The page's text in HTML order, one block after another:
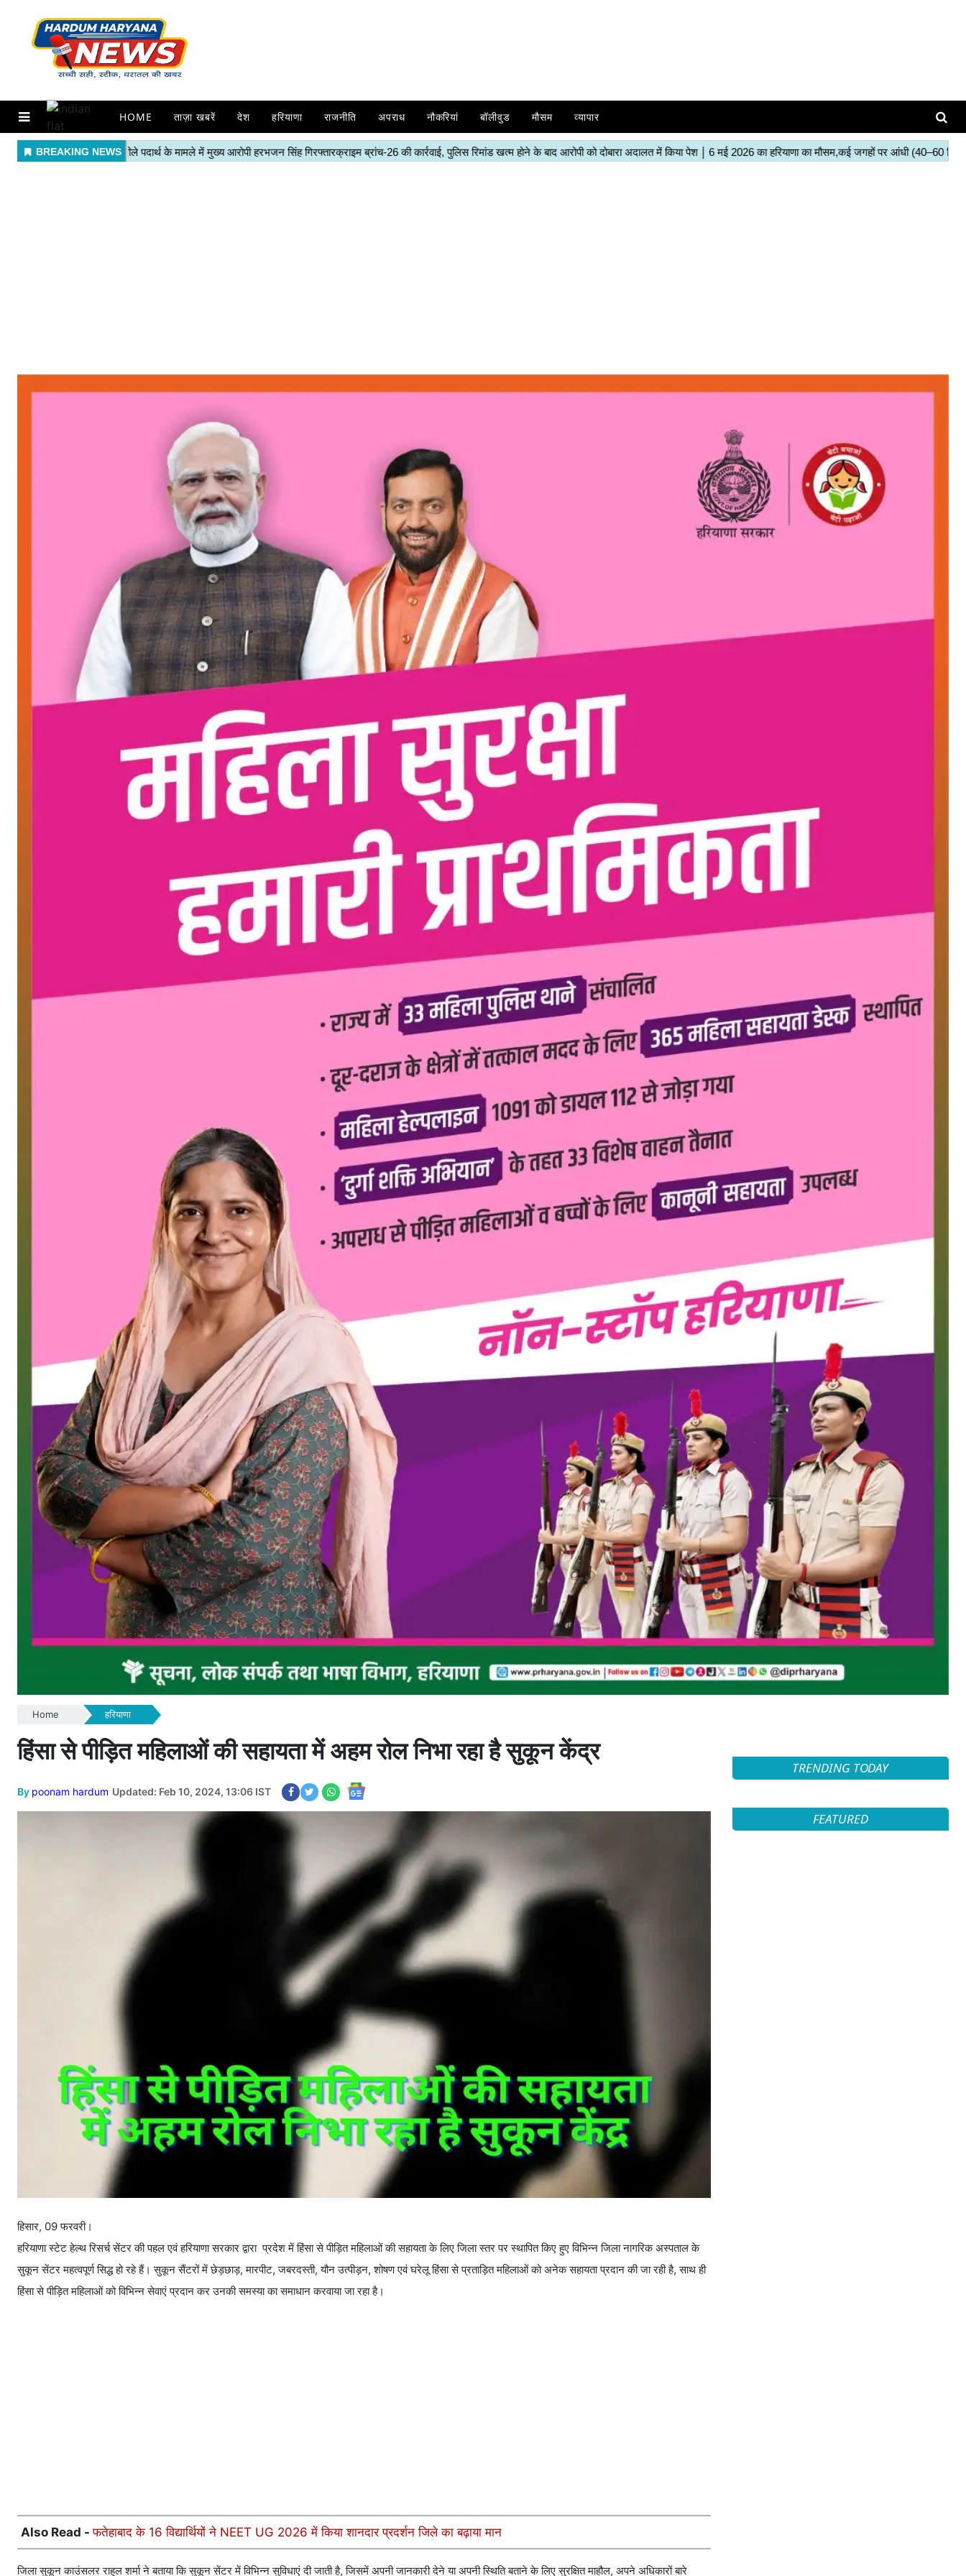
HOME ताज़ा खबरें देश हरियाणा राजनीति अपराध नौकरियां बॉलीवुड मौसम व्यापार
Home हरियाणा
हिंसा से पीड़ित महिलाओं की सहायता में अहम रोल निभा रहा है सुकून केंद्र
By poonam hardum Updated: Feb 10, 2024, 13:06 IST
हिसार, 09 फरवरी।
हरियाणा स्टेट हेल्थ रिसर्च सेंटर की पहल एवं हरियाणा सरकार द्वारा प्रदेश में हिंसा से पीड़ित महिलाओं की सहायता के लिए जिला स्तर पर स्थापित किए हुए विभिन्न जिला नागरिक अस्पताल के
सुकून सेंटर महत्वपूर्ण सिद्ध हो रहे हैं। सुकून सैंटरों में छेड़छाड़, मारपीट, जबरदस्ती, यौन उत्पीड़न, शोषण एवं घरेलू हिंसा से प्रताड़ित महिलाओं को अनेक सहायता प्रदान की जा रही है, साथ ही
हिंसा से पीड़ित महिलाओं को विभिन्न सेवाएं प्रदान कर उनकी समस्या का समाधान करवाया जा रहा है।
Also Read -फतेहाबाद के 16 विद्यार्थियों ने NEET UG 2026 में किया शानदार प्रदर्शन जिले का बढ़ाया मान
जिला सुकून काउंसलर राहुल शर्मा ने बताया कि सुकून सेंटर में विभिन्न सुविधाएं दी जाती है, जिसमें अपनी जानकारी देने या अपनी स्थिति बताने के लिए सुरक्षित माहौल, अपने अधिकारों बारे
TRENDING TODAY
FEATURED